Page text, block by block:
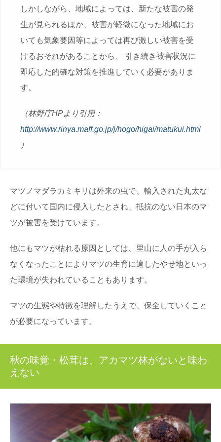
しかしながら、地域によっては、新たな被害の発
生が見られるほか、被害が軽微になった地域にお
いても気象要因等によっては再び激しい被害を受
けるおそれがあることから、 引き続き被害状況に
即応した的確な対策を推進していく必要がありま
す。
（林野庁HPより引用：
http://www.rinya.maff.go.jp/j/hogo/higai/matukui.html
）
マツノマダラカミキリは外来の虫で、輸入された丸太な
どに付いて国内に侵入したとされ、抵抗のない日本のマ
ツが被害を受けています。
他にもマツが枯れる原因としては、里山に人の手が入ら
なくなったことによりマツの生育に適したやせ地といっ
た環境が失われていることもあります。
マツの生態や特徴を理解したうえで、保全していくこと
が必要になっています。
秋の味覚・松茸は、アカマツ林がないと味わ
えない